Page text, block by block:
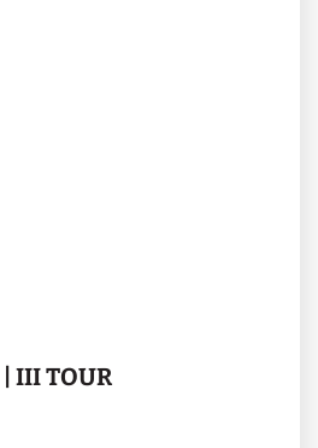
III TOUR